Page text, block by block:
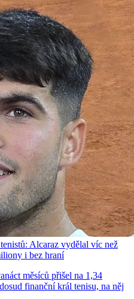
Alcaraz vydělal víc než
i bez hraní
měsíců přišel na 1,34
finanční král tenisu, na něj